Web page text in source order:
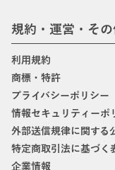
規約・運営・そ
利用規約
商標・特許
プライバシーポリシー
情報セキュリティーポ
外部送信規律に関する
特定商取引法に基づく
企業情報